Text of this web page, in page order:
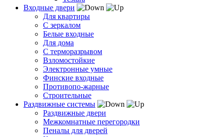
Входные двери
Для квартиры
С зеркалом
Белые входные
Для дома
С терморазрывом
Взломостойкие
Электронные умные
Финские входные
Противопо-жарные
Строительные
Раздвижные системы
Раздвижные двери
Межкомнатные перегородки
Пеналы для дверей